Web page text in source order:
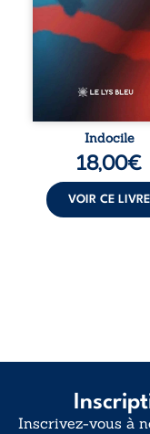
qu’on
et les liens
sabote,
ouvrage parle
vivent trop
trop vrai, trop
traversée.
langue nue.
d’existence
Indocile
18,00€
VOIR CE LIVRE
Inscrivez-vous à